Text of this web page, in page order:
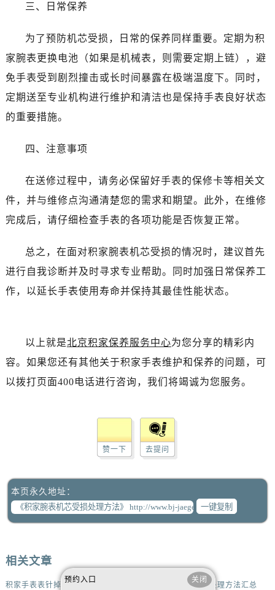
三、日常保养
为了预防机芯受损，日常的保养同样重要。定期为积
家腕表更换电池（如果是机械表，则需要定期上链），避
免手表受到剧烈撞击或长时间暴露在极端温度下。同时，
定期送至专业机构进行维护和清洁也是保持手表良好状态
的重要措施。
四、注意事项
在送修过程中，请务必保留好手表的保修卡等相关文
件，并与维修点沟通清楚您的需求和期望。此外，在维修
完成后，请仔细检查手表的各项功能是否恢复正常。
总之，在面对积家腕表机芯受损的情况时，建议首先
进行自我诊断并及时寻求专业帮助。同时加强日常保养工
作，以延长手表使用寿命并保持其最佳性能状态。
以上就是北京积家保养服务中心为您分享的精彩内
容。如果您还有其他关于积家手表维护和保养的问题，可
以拨打页面400电话进行咨询，我们将竭诚为您服务。
赞一下 去提问
本页永久地址：
一键复制
相关文章
积家手表表针掉了处理技巧推荐 积家机械表机芯生锈处理方法汇总
预约入口 关闭